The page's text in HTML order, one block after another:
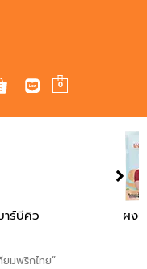
0
ผงปรุงรสไก่
มพริกไทย”